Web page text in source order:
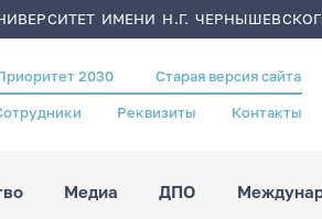
ИМЕНИ Н.Г.
2030 Старая версия сайта
Реквизиты Контакты
Медиа ДПО